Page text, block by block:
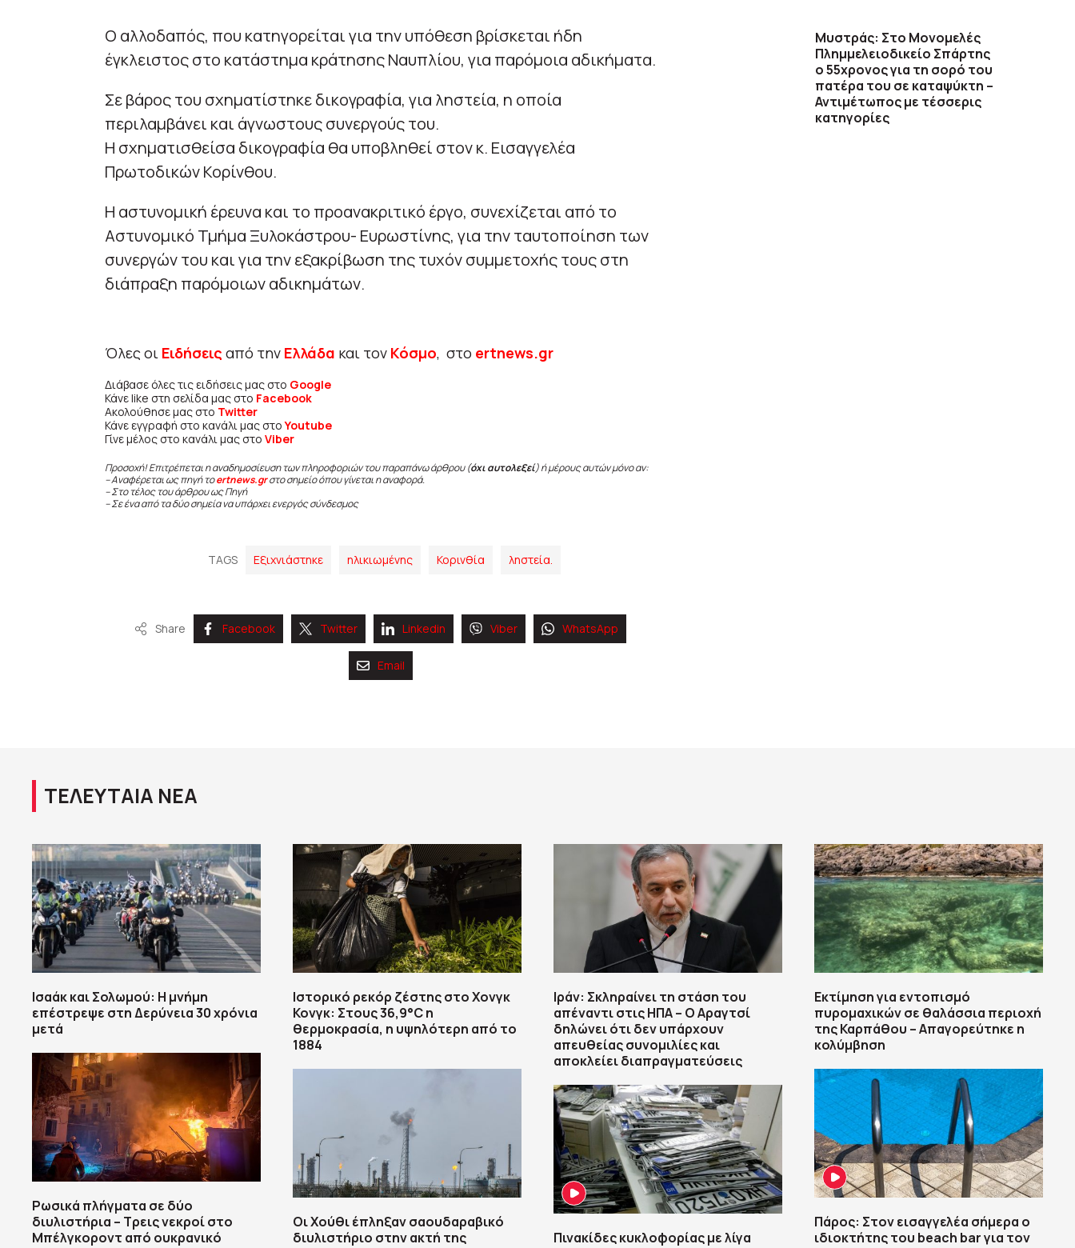
Ο αλλοδαπός, που κατηγορείται για την υπόθεση βρίσκεται ήδη
έγκλειστος στο κατάστημα κράτησης Ναυπλίου, για παρόμοια αδικήματα.
Σε βάρος του σχηματίστηκε δικογραφία, για ληστεία, η οποία
περιλαμβάνει και άγνωστους συνεργούς του.
Η σχηματισθείσα δικογραφία θα υποβληθεί στον κ. Εισαγγελέα
Πρωτοδικών Κορίνθου.
Η αστυνομική έρευνα και το προανακριτικό έργο, συνεχίζεται από το
Αστυνομικό Τμήμα Ξυλοκάστρου- Ευρωστίνης, για την ταυτοποίηση των
συνεργών του και για την εξακρίβωση της τυχόν συμμετοχής τους στη
διάπραξη παρόμοιων αδικημάτων.
Όλες οι Ειδήσεις από την Ελλάδα και τον Κόσμο, στο ertnews.gr
Διάβασε όλες τις ειδήσεις μας στο Google
Κάνε like στη σελίδα μας στο Facebook
Ακολούθησε μας στο Twitter
Κάνε εγγραφή στο κανάλι μας στοYoutube
Γίνε μέλος στο κανάλι μας στο Viber
Προσοχή! Επιτρέπεται η αναδημοσίευση των πληροφοριών του παραπάνω άρθρου (όχι αυτολεξεί) ή μέρους αυτών μόνο αν:
– Αναφέρεται ως πηγή τοertnews.gr στο σημείο όπου γίνεται η αναφορά.
– Στο τέλος του άρθρου ως Πηγή
– Σε ένα από τα δύο σημεία να υπάρχει ενεργός σύνδεσμος
TAGS Εξιχνιάστηκε ηλικιωμένης Κορινθία ληστεία.
Share Facebook Twitter Linkedin Viber WhatsApp
Email
Μυστράς: Στο Μονομελές
Πλημμελειοδικείο Σπάρτης
ο 55χρονος για τη σορό του
πατέρα του σε καταψύκτη –
Αντιμέτωπος με τέσσερις
κατηγορίες
ΤΕΛΕΥΤΑΙΑ ΝΕΑ
Ισαάκ και Σολωμού: Η μνήμη
επέστρεψε στη Δερύνεια 30 χρόνια
μετά
Ρωσικά πλήγματα σε δύο
διυλιστήρια – Τρεις νεκροί στο
Μπέλγκοροντ από ουκρανικό
Ιστορικό ρεκόρ ζέστης στο Χονγκ
Κονγκ: Στους 36,9°C η
θερμοκρασία, η υψηλότερη από το
1884
Οι Χούθι έπληξαν σαουδαραβικό
διυλιστήριο στην ακτή της
Ιράν: Σκληραίνει τη στάση του
απέναντι στις ΗΠΑ – Ο Αραγτσί
δηλώνει ότι δεν υπάρχουν
απευθείας συνομιλίες και
αποκλείει διαπραγματεύσεις
Πινακίδες κυκλοφορίας με λίγα
Εκτίμηση για εντοπισμό
πυρομαχικών σε θαλάσσια περιοχή
της Καρπάθου – Απαγορεύτηκε η
κολύμβηση
Πάρος: Στον εισαγγελέα σήμερα ο
ιδιοκτήτης του beach bar για τον